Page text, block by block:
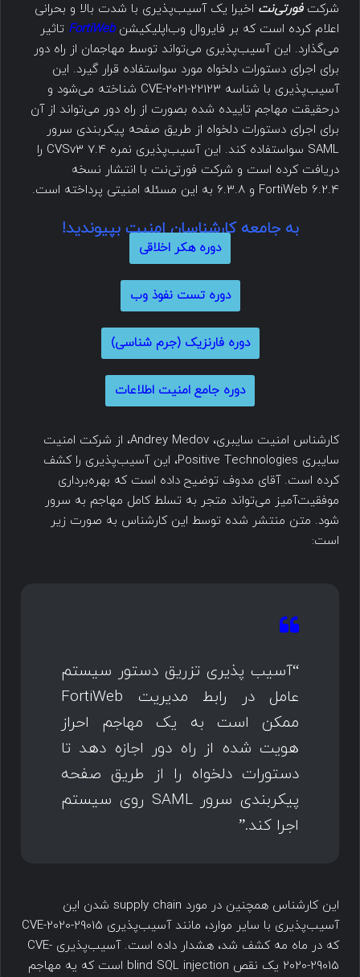
شرکتفورتی‌نت اخیرا یک آسیب‌پذیری با شدت بالا و بحرانی
اعلام کرده است که بر فایروال وب‌اپلیکیشنFortiWeb تاثیر
می‌گذارد. این آسیب‌پذیری می‌تواند توسط مهاجمان از راه دور
برای اجرای دستورات دلخواه مورد سواستفاده قرار گیرد. این
آسیب‌پذیری با شناسه CVE-2021-22123 شناخته می‌شود و
درحقیقت مهاجم تاییده شده بصورت از راه دور می‌تواند از آن
برای اجرای دستورات دلخواه از طریق صفحه پیکربندی سرور
SAML سواستفاده کند. این آسیب‌پذیری نمره CVSv3 7.4 را
دریافت کرده است و شرکت فورتی‌نت با انتشار نسخه
FortiWeb 6.2.4 و 6.3.8 به این مسئله امنیتی پرداخته است.
به جامعه کارشناسان امنیت بپیوندید!
دوره هکر اخلاقی
دوره تست نفوذ وب
دوره فارنزیک (جرم شناسی)
دوره جامع امنیت اطلاعات
کارشناس امنیت سایبری، Andrey Medov، از شرکت امنیت
سایبری Positive Technologies، این آسیب‌پذیری را کشف
کرده است. آقای مدوف توضیح داده است که بهره‌برداری
موفقیت‌آمیز می‌تواند متجر به تسلط کامل مهاجم به سرور
شود. متن منتشر شده توسط این کارشناس به صورت زیر
است:
“آسیب پذیری تزریق دستور سیستم
عامل در رابط مدیریت FortiWeb
ممکن است به یک مهاجم احراز
هویت شده از راه دور اجازه دهد تا
دستورات دلخواه را از طریق صفحه
پیکربندی سرور SAML روی سیستم
اجرا کند.”
این کارشناس همچنین در مورد supply chain شدن این
آسیب‌پذیری با سایر موارد، مانند آسیب‌پذیری CVE-2020-29015
که در ماه مه کشف شد، هشدار داده است. آسیب‌پذیری CVE-
2020-29015 یک نقص blind SQL injection است که یه مهاجم